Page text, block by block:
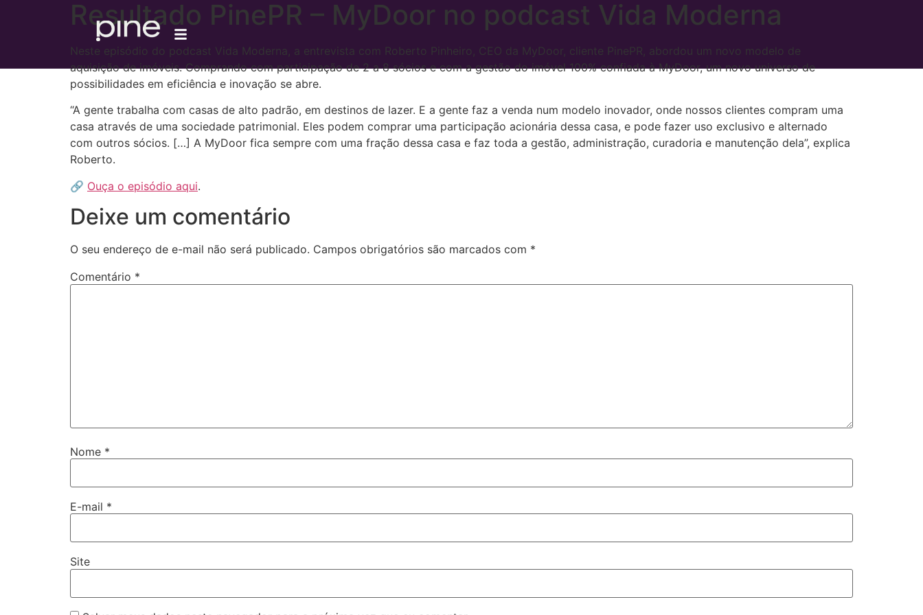
Resultado PinePR – MyDoor no podcast Vida Moderna
Neste episódio do podcast Vida Moderna, a entrevista com Roberto Pinheiro, CEO da MyDoor, cliente PinePR, abordou um novo modelo de
aquisição de imóveis. Comprando com participação de 2 a 8 sócios e com a gestão do imóvel 100% confiada à MyDoor, um novo universo de
possibilidades em eficiência e inovação se abre.
“A gente trabalha com casas de alto padrão, em destinos de lazer. E a gente faz a venda num modelo inovador, onde nossos clientes compram uma
casa através de uma sociedade patrimonial. Eles podem comprar uma participação acionária dessa casa, e pode fazer uso exclusivo e alternado
com outros sócios. […] A MyDoor fica sempre com uma fração dessa casa e faz toda a gestão, administração, curadoria e manutenção dela”, explica
Roberto.
🔗 Ouça o episódio aqui.
Deixe um comentário
O seu endereço de e-mail não será publicado. Campos obrigatórios são marcados com *
Comentário *
Nome *
E-mail *
Site